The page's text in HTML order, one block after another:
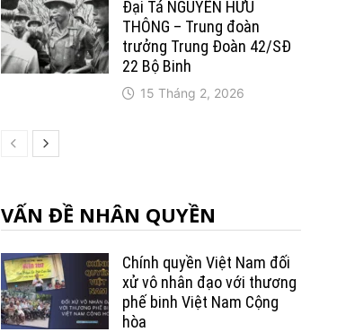
Đại Tá NGUYỄN HỮU
THÔNG – Trung đoàn
trưởng Trung Ðoàn 42/SÐ
22 Bộ Binh
15 Tháng 2, 2026
VẤN ĐỀ NHÂN QUYỀN
Chính quyền Việt Nam đối
xử vô nhân đạo với thương
phế binh Việt Nam Cộng
hòa